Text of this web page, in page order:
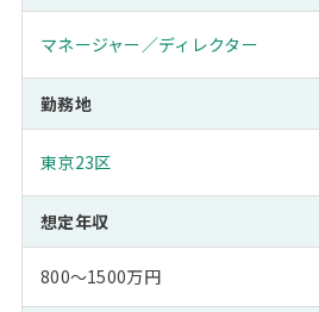
マネージャー／ディレクター
勤務地
東京23区
想定年収
800～1500万円